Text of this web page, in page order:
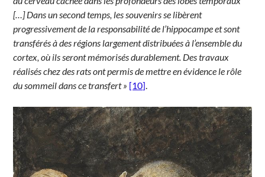
[…] Dans un second temps, les souvenirs se libèrent
progressivement de la responsabilité de l’hippocampe et sont
transférés à des régions largement distribuées à l’ensemble du
cortex, où ils seront mémorisés durablement. Des travaux
réalisés chez des rats ont permis de mettre en évidence le rôle
du sommeil dans ce transfert » [10]